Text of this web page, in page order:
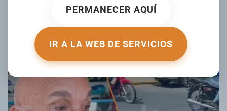
PERMANECER AQUÍ
IR A LA WEB DE SERVICIOS
a ciudadanos
ESCRITO POR VLADIMIR PAULA EL 02 JUNIO 2026. PUBLICADO
LOCALES .